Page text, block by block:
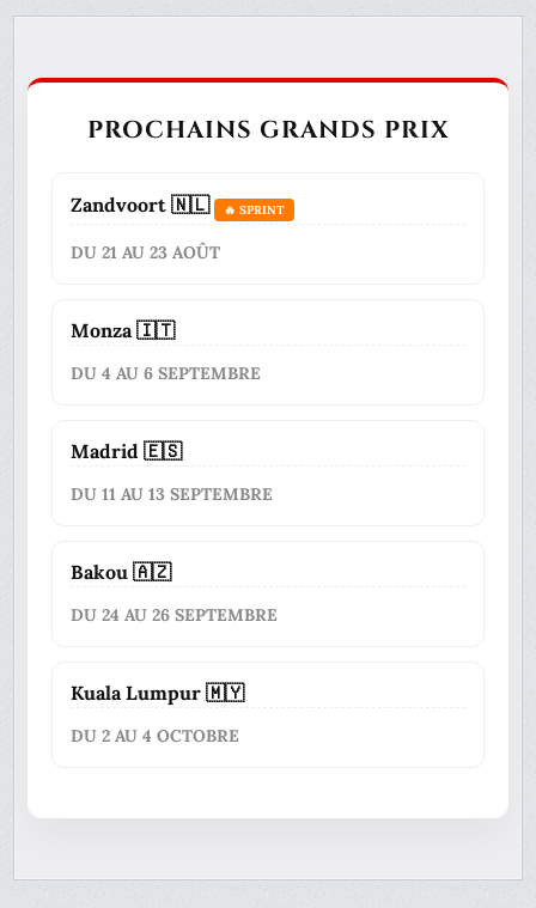
PROCHAINS GRANDS PRIX
Zandvoort 🇳🇱 🔥 SPRINT
DU 21 AU 23 AOÛT
Monza 🇮🇹
DU 4 AU 6 SEPTEMBRE
Madrid 🇪🇸
DU 11 AU 13 SEPTEMBRE
Bakou 🇦🇿
DU 24 AU 26 SEPTEMBRE
Kuala Lumpur 🇲🇾
DU 2 AU 4 OCTOBRE